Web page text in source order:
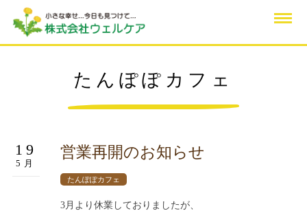
たんぽぽカフェ
19
5月
営業再開のお知らせ
たんぽぽカフェ
3月より休業しておりましたが、